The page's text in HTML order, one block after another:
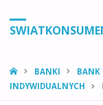
STRONA
GŁÓWNA
BANKI
BANK
INDYWIDUALNYCH